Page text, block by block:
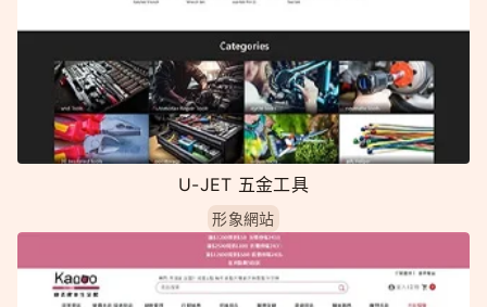
U-JET 五金工具
形象網站